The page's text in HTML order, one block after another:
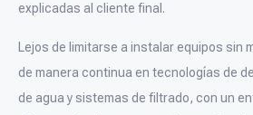
explicadas al cliente final.
Lejos de limitarse a instalar equipos sin
de manera continua en tecnologías de
de agua y sistemas de filtrado, con un